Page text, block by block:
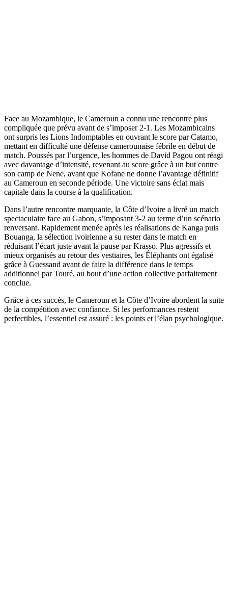
Face au Mozambique, le Cameroun a connu une rencontre plus
compliquée que prévu avant de s’imposer 2-1. Les Mozambicains
ont surpris les Lions Indomptables en ouvrant le score par Catamo,
mettant en difficulté une défense camerounaise fébrile en début de
match. Poussés par l’urgence, les hommes de David Pagou ont réagi
avec davantage d’intensité, revenant au score grâce à un but contre
son camp de Nene, avant que Kofane ne donne l’avantage définitif
au Cameroun en seconde période. Une victoire sans éclat mais
capitale dans la course à la qualification.
Dans l’autre rencontre marquante, la Côte d’Ivoire a livré un match
spectaculaire face au Gabon, s’imposant 3-2 au terme d’un scénario
renversant. Rapidement menée après les réalisations de Kanga puis
Bouanga, la sélection ivoirienne a su rester dans le match en
réduisant l’écart juste avant la pause par Krasso. Plus agressifs et
mieux organisés au retour des vestiaires, les Éléphants ont égalisé
grâce à Guessand avant de faire la différence dans le temps
additionnel par Touré, au bout d’une action collective parfaitement
conclue.
Grâce à ces succès, le Cameroun et la Côte d’Ivoire abordent la suite
de la compétition avec confiance. Si les performances restent
perfectibles, l’essentiel est assuré : les points et l’élan psychologique.